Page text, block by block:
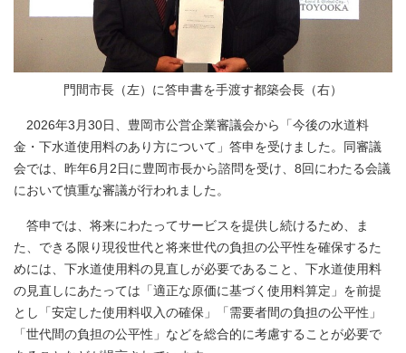
門間市長（左）に答申書を手渡す都築会長（右）
2026年3月30日、豊岡市公営企業審議会から「今後の水道料
金・下水道使用料のあり方について」答申を受けました。同審議
会では、昨年6月2日に豊岡市長から諮問を受け、8回にわたる会議
において慎重な審議が行われました。
答申では、将来にわたってサービスを提供し続けるため、ま
た、できる限り現役世代と将来世代の負担の公平性を確保するた
めには、下水道使用料の見直しが必要であること、下水道使用料
の見直しにあたっては「適正な原価に基づく使用料算定」を前提
とし「安定した使用料収入の確保」「需要者間の負担の公平性」
「世代間の負担の公平性」などを総合的に考慮することが必要で